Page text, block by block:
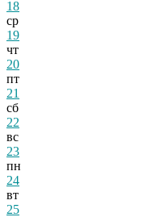
18
ср
19
чт
20
пт
21
сб
22
вс
23
пн
24
вт
25